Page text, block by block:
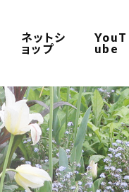
ネットシ
ョップ
YouT
ube